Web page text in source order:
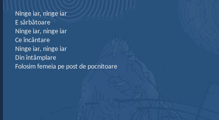
Ninge iar, ninge iar
E sărbătoare
Ninge iar, ninge iar
Ce încântare
Ninge iar, ninge iar
Din întâmplare
Folosim femeia pe post de pocnitoare